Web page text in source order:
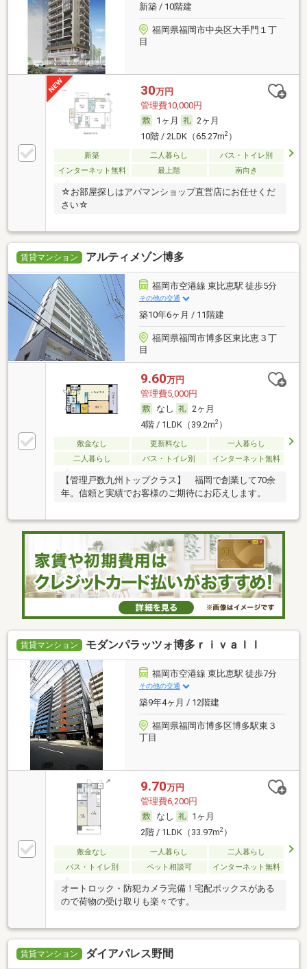
新築 / 10階建
福岡県福岡市中央区大手門１丁
目
30万円
管理費10,000円
1ヶ月
2ヶ月
10階 / 2LDK（65.27m2）
新築 二人暮らし
バス・トイレ別
インターネット無料
最上階 南向き
☆お部屋探しはアパマンショップ直営店にお任せくだ
さい☆
賃貸マンション アルティメゾン博多
福岡市空港線 東比恵駅 徒歩5分
その他の交通
築10年6ヶ月 / 11階建
福岡県福岡市博多区東比恵３丁
目
9.60万円
管理費5,000円
なし
2ヶ月
4階 / 1LDK（39.2m2）
敷金なし 更新料なし
一人暮らし
二人暮らし
バス・トイレ別 インターネット無料
【管理戸数九州トップクラス】 福岡で創業して70余
年。信頼と実績でお客様のご期待にお応えします。
賃貸マンション モダンパラッツォ博多ｒｉｖａＩＩ
福岡市空港線 東比恵駅 徒歩7分
その他の交通
築9年4ヶ月 / 12階建
福岡県福岡市博多区博多駅東３
丁目
9.70万円
管理費6,200円
なし
1ヶ月
2階 / 1LDK（33.97m2）
敷金なし 一人暮らし
二人暮らし
バス・トイレ別
ペット相談可 インターネット無料
オートロック・防犯カメラ完備！宅配ボックスがある
ので荷物の受け取りも楽々です。
賃貸マンション ダイアパレス野間